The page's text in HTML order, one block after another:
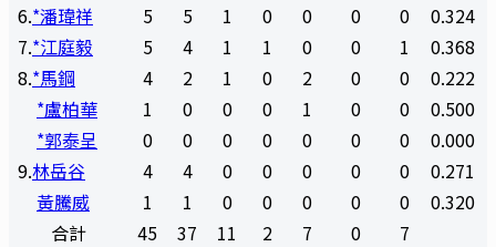
6.*潘瑋祥 5 5 1 0 0 0 0
0.324
7.*江庭毅 5 4 1 1 0 0 1
0.368
8.*馬鋼 4 2 1 0 2 0 0
0.222
*盧柏華
1 0 0 0 1 0 0
0.500
*郭泰呈
0 0 0 0 0 0 0
0.000
9.林岳谷 4 4 0 0 0 0 0
0.271
黃騰威
1 1 0 0 0 0 0
0.320
合計
45 37 11 2 7 0
7